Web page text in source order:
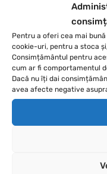
Pentru a oferi cea mai
cookie-uri, pentru a stoca
Consimțământul pentru
cum ar fi comportamentul
Dacă nu îți dai
avea afecte negative
dobânzi avantajoase.
Aplică rapid, 100%
bătăi de cap.
Suntem
Adresă: